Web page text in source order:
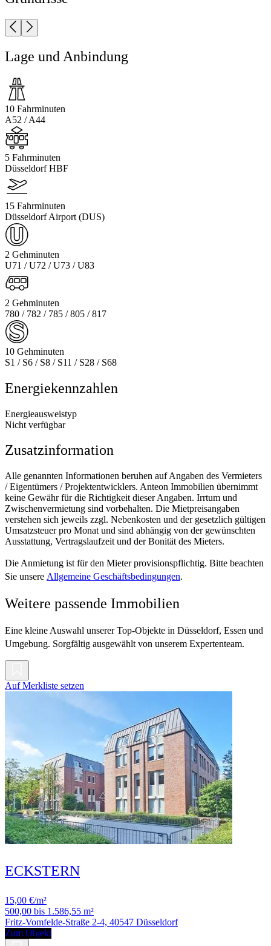
Lage und Anbindung
10 Fahrminuten
A52 / A44
5 Fahrminuten
Düsseldorf HBF
15 Fahrminuten
Düsseldorf Airport (DUS)
2 Gehminuten
U71 / U72 / U73 / U83
2 Gehminuten
780 / 782 / 785 / 805 / 817
10 Gehminuten
S1 / S6 / S8 / S11 / S28 / S68
Energiekennzahlen
Energieausweistyp
Nicht verfügbar
Zusatzinformation
Alle genannten Informationen beruhen auf Angaben des Vermieters
/ Eigentümers / Projektentwicklers. Anteon Immobilien übernimmt
keine Gewähr für die Richtigkeit dieser Angaben. Irrtum und
Zwischenvermietung sind vorbehalten. Die Mietpreisangaben
verstehen sich jeweils zzgl. Nebenkosten und der gesetzlich gültigen
Umsatzsteuer pro Monat und sind abhängig von der gewünschten
Ausstattung, Vertragslaufzeit und der Bonität des Mieters.
Die Anmietung ist für den Mieter provisionspflichtig. Bitte beachten
Sie unsere Allgemeine Geschäftsbedingungen.
Weitere passende Immobilien
Eine kleine Auswahl unserer Top-Objekte in Düsseldorf, Essen und
Umgebung. Sorgfältig ausgewählt von unserem Expertenteam.
Auf Merkliste setzen
ECKSTERN
15,00 €/m²
500,00 bis 1.586,55 m²
Fritz-Vomfelde-Straße 2-4, 40547 Düsseldorf
Zum Objekt